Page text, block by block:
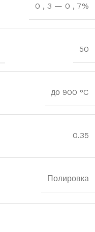
0 , 3 — 0 , 7%
50
до 900 °C
0.35
Полировка